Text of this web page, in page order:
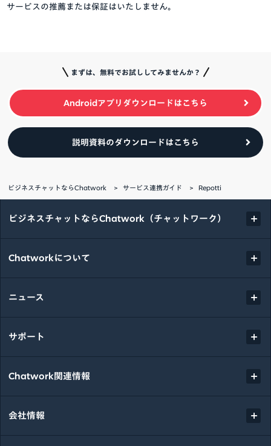
サービスの推薦または保証はいたしません。
まずは、無料でお試ししてみませんか？
Androidアプリダウンロードはこちら
説明資料のダウンロードはこちら
ビジネスチャットならChatwork サービス連携ガイド Repotti
ビジネスチャットならChatwork（チャットワーク）
Chatworkについて
ニュース
サポート
Chatwork関連情報
会社情報